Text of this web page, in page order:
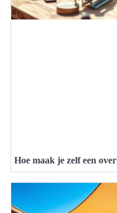
Hoe maak je zelf een